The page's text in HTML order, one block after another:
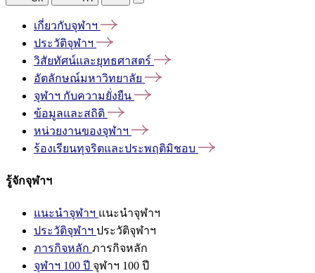
เกี่ยวกับจุฬาฯ
ประวัติจุฬาฯ
วิสัยทัศน์และยุทธศาสตร์
อัตลักษณ์มหาวิทยาลัย
จุฬาฯ กับความยั่งยืน
ข้อมูลและสถิติ
หน่วยงานของจุฬาฯ
ร้องเรียนทุจริตและประพฤติมิชอบ
รู้จักจุฬาฯ
แนะนำจุฬาฯ แนะนำจุฬาฯ
ประวัติจุฬาฯ ประวัติจุฬาฯ
ภารกิจหลัก ภารกิจหลัก
จุฬาฯ 100 ปี จุฬาฯ 100 ปี